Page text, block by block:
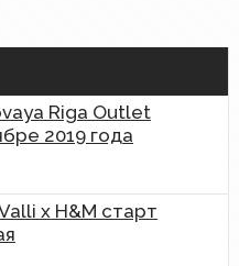
Riga Outlet
2019 года
x H&M старт